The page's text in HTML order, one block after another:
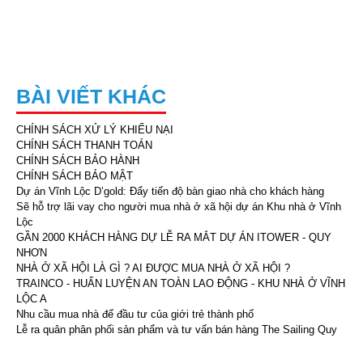
BÀI VIẾT KHÁC
CHÍNH SÁCH XỬ LÝ KHIẾU NẠI
CHÍNH SÁCH THANH TOÁN
CHÍNH SÁCH BẢO HÀNH
CHÍNH SÁCH BẢO MẬT
Dự án Vĩnh Lộc D’gold: Đẩy tiến độ bàn giao nhà cho khách hàng
Sẽ hỗ trợ lãi vay cho người mua nhà ở xã hội dự án Khu nhà ở Vĩnh
Lộc
GẦN 2000 KHÁCH HÀNG DỰ LỄ RA MẮT DỰ ÁN ITOWER - QUY
NHƠN
NHÀ Ở XÃ HỘI LÀ GÌ ? AI ĐƯỢC MUA NHÀ Ở XÃ HỘI ?
TRAINCO - HUẤN LUYỆN AN TOÀN LAO ĐỘNG - KHU NHÀ Ở VĨNH
LỘC A
Nhu cầu mua nhà để đầu tư của giới trẻ thành phố
Lễ ra quân phân phối sản phẩm và tư vấn bán hàng The Sailing Quy